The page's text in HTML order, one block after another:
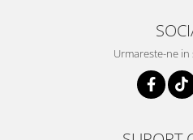
Urmareste-ne in